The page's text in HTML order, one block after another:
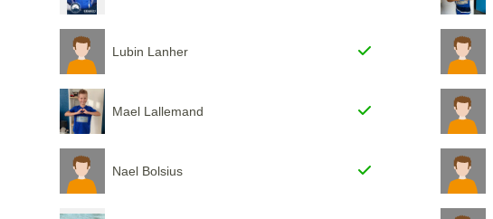
Lubin Lanher
Mael Lallemand
Nael Bolsius